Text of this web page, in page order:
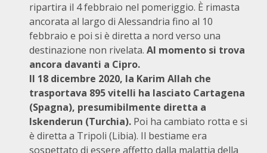
ripartira il 4 febbraio nel pomeriggio. È rimasta
ancorata al largo di Alessandria fino al 10
febbraio e poi si è diretta a nord verso una
destinazione non rivelata. Al momento si trova
ancora davanti a Cipro.
Il 18 dicembre 2020, la Karim Allah che
trasportava 895 vitelli ha lasciato Cartagena
(Spagna), presumibilmente diretta a
Iskenderun (Turchia). Poi ha cambiato rotta e si
è diretta a Tripoli (Libia). Il bestiame era
sospettato di essere affetto dalla malattia della